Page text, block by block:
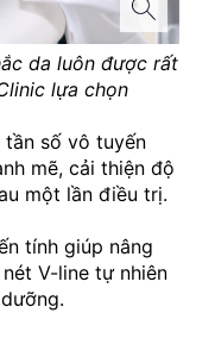
da luôn được rất
lựa chọn
tần số vô tuyến
mẽ, cải thiện độ
một lần điều trị.
tính giúp nâng
V-line tự nhiên